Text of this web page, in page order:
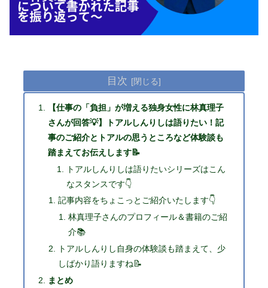
目次
【仕事の「負担」が増える独身女性に林真理子
さんが回答💡】トアルしんりしは語りたい！記
事のご紹介とトアルの思うところなど体験談も
踏まえてお伝えします📝
トアルしんりしは語りたいシリーズはこん
なスタンスです👇
記事内容をちょこっとご紹介いたします👇
林真理子さんのプロフィール＆書籍のご紹
介📚
トアルしんりし自身の体験談も踏まえて、少
しばかり語りますね📝
まとめ